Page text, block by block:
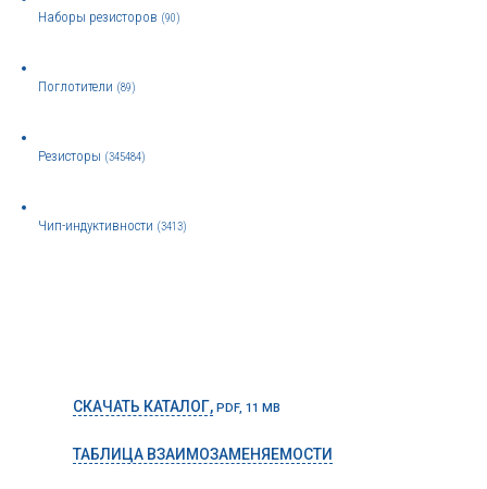
Наборы резисторов (90)
Поглотители (89)
Резисторы (345484)
Чип-индуктивности (3413)
СКАЧАТЬ КАТАЛОГ, PDF, 11 MB
ТАБЛИЦА ВЗАИМОЗАМЕНЯЕМОСТИ